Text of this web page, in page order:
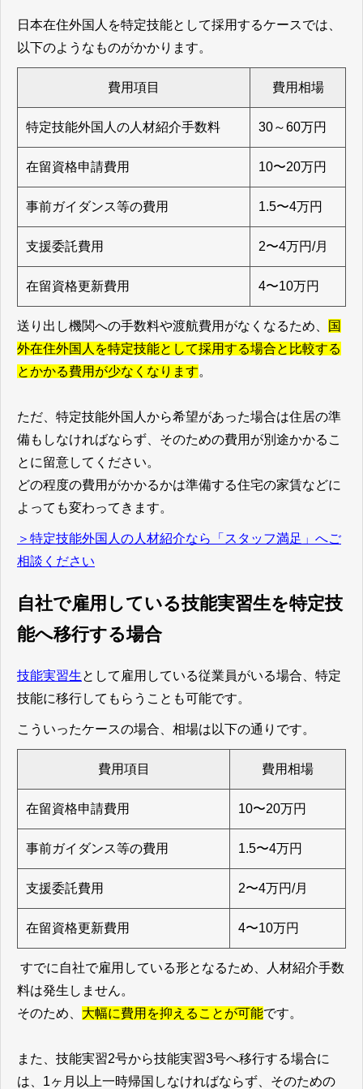
日本在住外国人を特定技能として採用するケースでは、
以下のようなものがかかります。
費用項目 費用相場
特定技能外国人の人材紹介手数料 30～60万円
在留資格申請費用 10〜20万円
事前ガイダンス等の費用 1.5〜4万円
支援委託費用 2〜4万円/月
在留資格更新費用 4〜10万円
送り出し機関への手数料や渡航費用がなくなるため、
国
外在住外国人を特定技能として採用する場合と比較する
とかかる費用が少なくなります。
ただ、特定技能外国人から希望があった場合は住居の準
備もしなければならず、そのための費用が別途かかるこ
とに留意してください。
どの程度の費用がかかるかは準備する住宅の家賃などに
よっても変わってきます。
＞特定技能外国人の人材紹介なら「スタッフ満足」へご
相談ください
自社で雇用している技能実習生を特定技
能へ移行する場合
技能実習生として雇用している従業員がいる場合、特定
技能に移行してもらうことも可能です。
こういったケースの場合、相場は以下の通りです。
費用項目 費用相場
在留資格申請費用 10〜20万円
事前ガイダンス等の費用 1.5〜4万円
支援委託費用 2〜4万円/月
在留資格更新費用 4〜10万円
すでに自社で雇用している形となるため、人材紹介手数
料は発生しません。
そのため、 大幅に費用を抑えることが可能です。
また、技能実習2号から技能実習3号へ移行する場合に
は、1ヶ月以上一時帰国しなければならず、そのための